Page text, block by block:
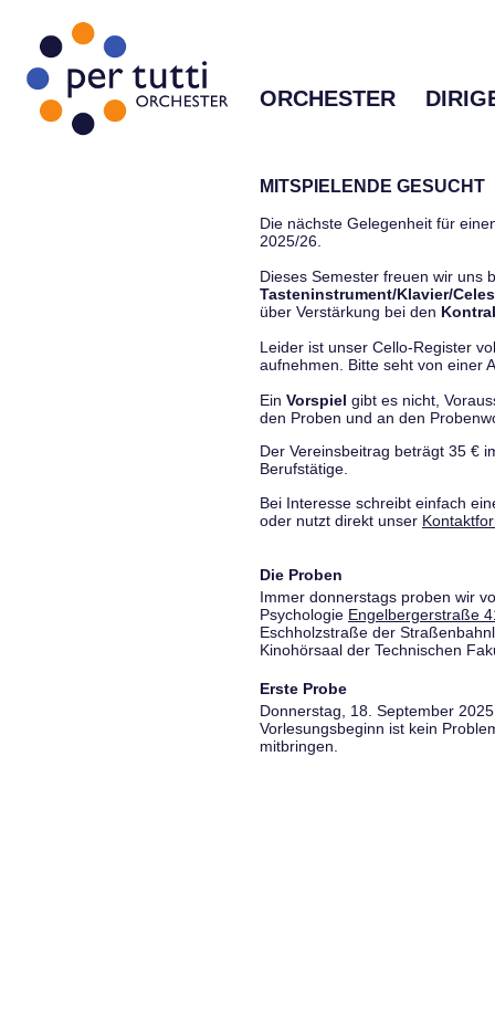
ORCHESTER
MITSPIELENDE GESUCHT
Die nächste Gelegenheit für
2025/26.
Dieses Semester freuen wir uns
Tasteninstrument/Klavier/
über Verstärkung bei den
Leider ist unser Cello-Register
aufnehmen. Bitte seht von einer
Ein Vorspiel gibt es nicht,
den Proben und an den
Der Vereinsbeitrag beträgt 35 €
Berufstätige.
Bei Interesse schreibt einfach
oder nutzt direkt unser
Die Proben
Immer donnerstags proben wir
Psychologie Engelbergerstraße
Eschholzstraße der
Kinohörsaal der Technischen
Erste Probe
Donnerstag, 18. September
Vorlesungsbeginn ist kein
mitbringen.